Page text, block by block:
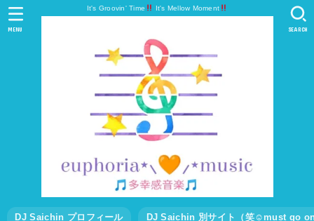
It's Groovin' Time It's Mellow Moment
DJ Saichin プロフィール DJ Saichin 別サイト（笑☺must go
SEARCH
MENU